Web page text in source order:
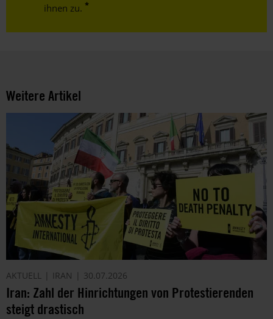
ihnen zu.
Weitere Artikel
AKTUELL IRAN 30.07.2026
Iran: Zahl der Hinrichtungen von Protestierenden
steigt drastisch